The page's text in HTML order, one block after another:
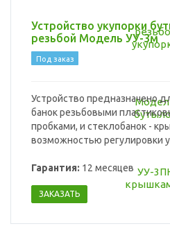
Устройство укупорки
резьбой Модель УУ-3м
Под заказ
Устройство предназначено
банок резьбовыми
пробками, и стеклобанок -
возможностью регулировки
Гарантия: 12 месяцев
ЗАКАЗАТЬ